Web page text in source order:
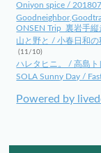
Oniyon spice /
ONSEN Trip_裏岩手
山と野と / 小春日和
(11/10)
ハレタヒニ。 / 高島ト
SOLA Sunny Day /
Powered by